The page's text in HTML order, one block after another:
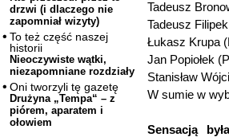
drzwi (i dlaczego nie
zapomniał wizyty)
To też część naszej
historii
Nieoczywiste wątki,
niezapomniane rozdziały
Oni tworzyli tę gazetę
Drużyna „Tempa“ – z
piórem, aparatem i
ołowiem
Tadeusz
Tadeusz
Łukasz Krupa
Jan Popiołek
Stanisław
W sumie w
Sensacją